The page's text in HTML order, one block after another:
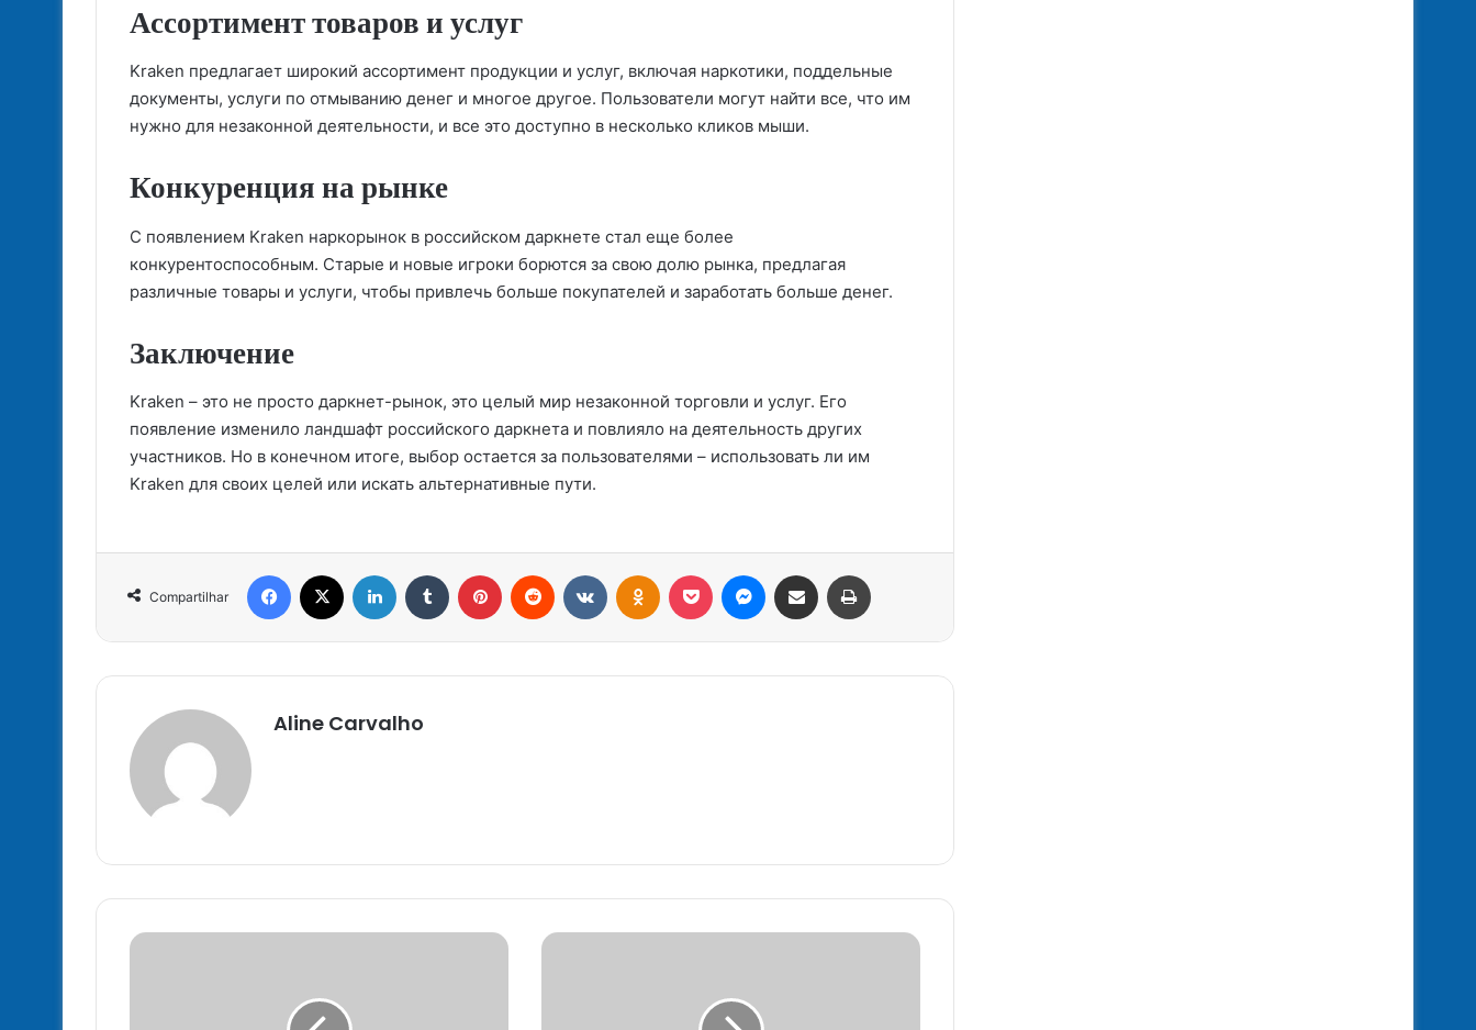
Ассортимент товаров и услуг
Kraken предлагает широкий ассортимент продукции и услуг, включая наркотики, поддельные
документы, услуги по отмыванию денег и многое другое. Пользователи могут найти все, что им
нужно для незаконной деятельности, и все это доступно в несколько кликов мыши.
Конкуренция на рынке
С появлением Kraken наркорынок в российском даркнете стал еще более
конкурентоспособным. Старые и новые игроки борются за свою долю рынка, предлагая
различные товары и услуги, чтобы привлечь больше покупателей и заработать больше денег.
Заключение
Kraken – это не просто даркнет-рынок, это целый мир незаконной торговли и услуг. Его
появление изменило ландшафт российского даркнета и повлияло на деятельность других
участников. Но в конечном итоге, выбор остается за пользователями – использовать ли им
Kraken для своих целей или искать альтернативные пути.
Compartilhar
Facebook Linkedin Tumblr Pinterest Reddit VK OK Pocket Messenger
Compartilhar via e-mail
Aline Carvalho
ПЛОЩАДКА
МАРКЕТ